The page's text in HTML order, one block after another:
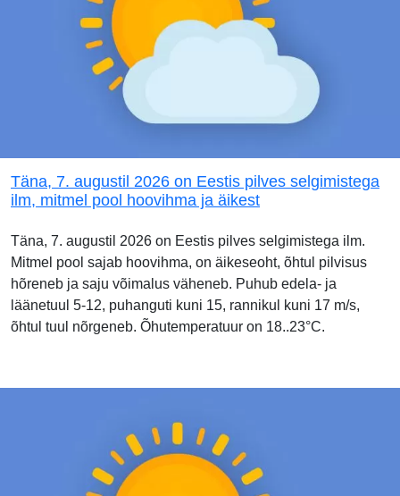
Täna, 7. augustil 2026 on Eestis pilves selgimistega
ilm, mitmel pool hoovihma ja äikest
Täna, 7. augustil 2026 on Eestis pilves selgimistega ilm.
Mitmel pool sajab hoovihma, on äikeseoht, õhtul pilvisus
hõreneb ja saju võimalus väheneb. Puhub edela- ja
läänetuul 5-12, puhanguti kuni 15, rannikul kuni 17 m/s,
õhtul tuul nõrgeneb. Õhutemperatuur on 18..23°C.